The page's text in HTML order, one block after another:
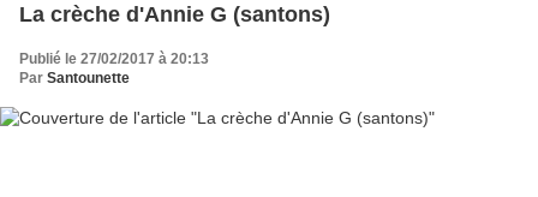
La crèche d'Annie G (santons)
Publié le 27/02/2017 à 20:13
Par Santounette